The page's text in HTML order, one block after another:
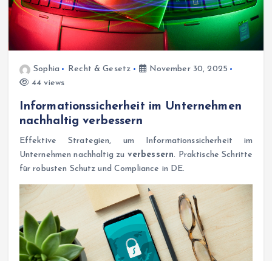
Sophia Recht & Gesetz
November 30, 2025
44 views
Informationssicherheit im Unternehmen
nachhaltig verbessern
Effektive Strategien, um Informationssicherheit im
Unternehmen nachhaltig zu verbessern. Praktische Schritte
für robusten Schutz und Compliance in DE.